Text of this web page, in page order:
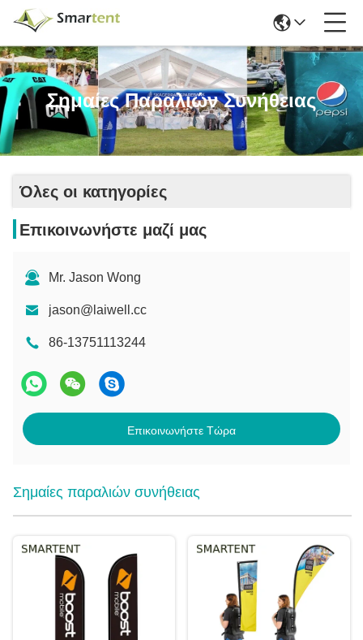
Σημαίες Παραλιών Συνήθειας
Όλες οι κατηγορίες
Επικοινωνήστε μαζί μας
Mr. Jason Wong
jason@laiwell.cc
86-13751113244
Επικοινωνήστε Τώρα
Σημαίες παραλιών συνήθειας